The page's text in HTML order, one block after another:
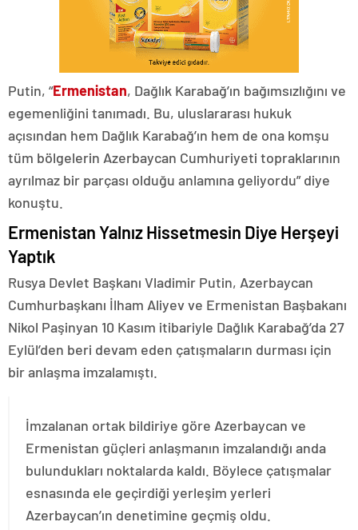
Putin, “Ermenistan, Dağlık Karabağ’ın bağımsızlığını ve
egemenliğini tanımadı. Bu, uluslararası hukuk
açısından hem Dağlık Karabağ’ın hem de ona komşu
tüm bölgelerin Azerbaycan Cumhuriyeti topraklarının
ayrılmaz bir parçası olduğu anlamına geliyordu” diye
konuştu.
Ermenistan Yalnız Hissetmesin Diye Herşeyi
Yaptık
Rusya Devlet Başkanı Vladimir Putin, Azerbaycan
Cumhurbaşkanı İlham Aliyev ve Ermenistan Başbakanı
Nikol Paşinyan 10 Kasım itibariyle Dağlık Karabağ’da 27
Eylül’den beri devam eden çatışmaların durması için
bir anlaşma imzalamıştı.
İmzalanan ortak bildiriye göre Azerbaycan ve
Ermenistan güçleri anlaşmanın imzalandığı anda
bulundukları noktalarda kaldı. Böylece çatışmalar
esnasında ele geçirdiği yerleşim yerleri
Azerbaycan’ın denetimine geçmiş oldu.